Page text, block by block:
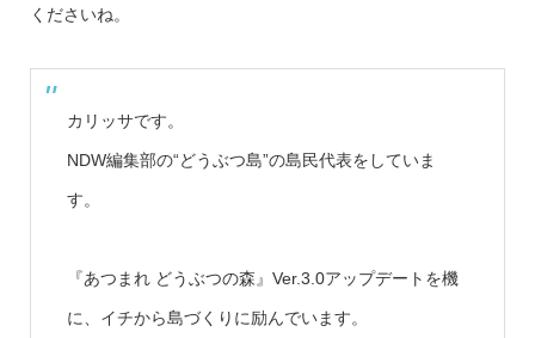
くださいね。
カリッサです。
NDW編集部の“どうぶつ島”の島民代表をしていま
す。
『あつまれ どうぶつの森』Ver.3.0アップデートを機
に、イチから島づくりに励んでいます。